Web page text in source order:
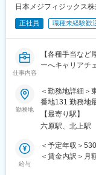
『さくら薬局の
■【生涯学習講
学管理や、高い
医療機関連携薬
ている理由の1
■薬剤師→管理
の能力によりま
た、管理薬剤師
■ご希望によっ
だけではなく、
ンジも可能です
日本メジフィジックス
正社員 職種未経験歓
仕事内容
【各種手当な
ーへキャリアチ
がん診療になく
国内初のPET検
ニア企業である
全国各地のラボ
◎中途採用の薬
勤務地
＜勤務地詳細＞
番地131 勤務地
煙変更の範囲：
【最寄り駅】
六原駅、北上駅
給与
＜予定年収＞
＜賃金内訳＞月